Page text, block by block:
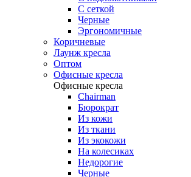
С сеткой
Черные
Эргономичные
Коричневые
Лаунж кресла
Оптом
Офисные кресла
Офисные кресла
Chairman
Бюрократ
Из кожи
Из ткани
Из экокожи
На колесиках
Недорогие
Черные